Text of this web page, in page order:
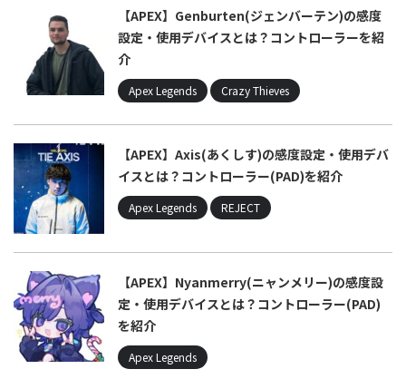
【APEX】Genburten(ジェンバーテン)の感度
設定・使用デバイスとは？コントローラーを紹
介
Apex Legends Crazy Thieves
【APEX】Axis(あくしす)の感度設定・使用デバ
イスとは？コントローラー(PAD)を紹介
Apex Legends REJECT
【APEX】Nyanmerry(ニャンメリー)の感度設
定・使用デバイスとは？コントローラー(PAD)
を紹介
Apex Legends